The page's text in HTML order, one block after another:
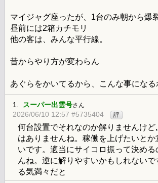
マイジャグ座ったが、1台のみ朝から爆
昼前には2箱カチモリ
他の客は、みんな平行線。
昔からやり方が変わらん
あぐらをかいてるから、こんな事になる
1. スーパー出雲号さん
2026/06/10 12:57 #5735404 評
何台設置でそれなのか解りませんけど
はありませんね。稼働を上げたいとか
いです。適当にサイコロ振って決め
んね。逆に解りやすいかもしれないで
る気満々だと